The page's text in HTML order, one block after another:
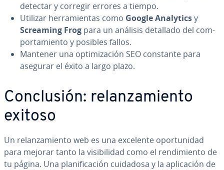
detectar y corregir errores a tiempo.
Utilizar he­rra­mie­n­tas como Google Analyticsy
Screaming Frog para un análisis detallado del co­m­
po­r­ta­mie­n­to y posibles fallos.
Mantener una op­ti­mi­za­ción SEO constante para
asegurar el éxito a largo plazo.
Co­n­clu­sión: re­la­n­za­mie­n­to
exitoso
Un re­la­n­za­mie­n­to web es una excelente opo­r­tu­ni­dad
para mejorar tanto la vi­si­bi­li­dad como el re­n­di­mie­n­to de
tu página. Una pla­ni­fi­ca­ción cuidadosa y la apli­ca­ción de